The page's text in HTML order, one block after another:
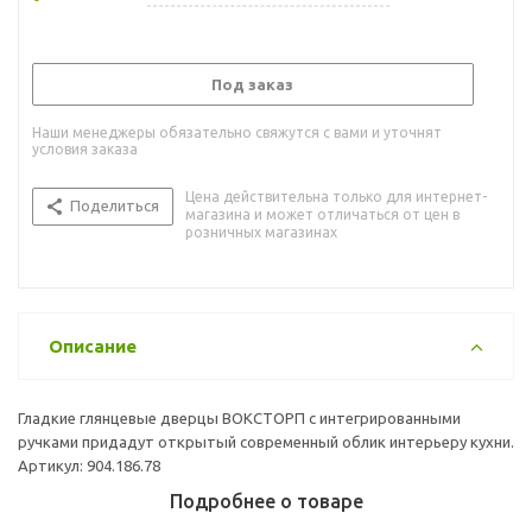
Под заказ
Наши менеджеры обязательно свяжутся с вами и уточнят
условия заказа
Поделиться
Цена действительна только для интернет-
магазина и может отличаться от цен в
розничных магазинах
Описание
Гладкие глянцевые дверцы ВОКСТОРП с интегрированными
ручками придадут открытый современный облик интерьеру кухни.
Артикул: 904.186.78
Подробнее о товаре